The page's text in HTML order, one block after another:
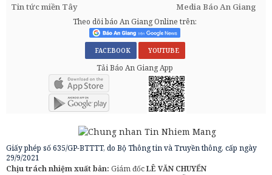
Tin tức miền Tây
Media Báo An Giang
Theo dõi báo An Giang Online trên:
FACEBOOK YOUTUBE
Tải Báo An Giang App
Giấy phép số 635/GP-BTTTT, do Bộ Thông tin và Truyền thông, cấp ngày
29/9/2021
Chịu trách nhiệm xuất bản: Giám đốcLÊ VĂN CHUYỂN